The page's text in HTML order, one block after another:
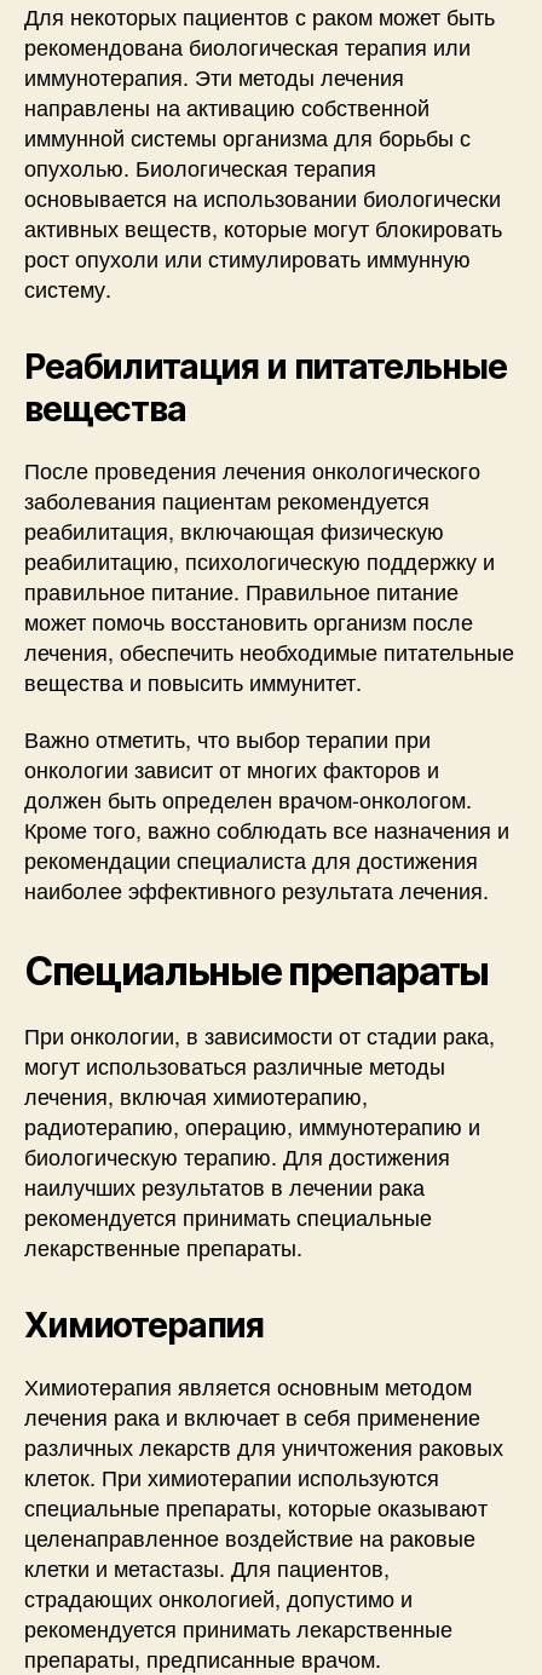
Для некоторых пациентов с раком может быть
рекомендована биологическая терапия или
иммунотерапия. Эти методы лечения
направлены на активацию собственной
иммунной системы организма для борьбы с
опухолью. Биологическая терапия
основывается на использовании биологически
активных веществ, которые могут блокировать
рост опухоли или стимулировать иммунную
систему.
Реабилитация и питательные
вещества
После проведения лечения онкологического
заболевания пациентам рекомендуется
реабилитация, включающая физическую
реабилитацию, психологическую поддержку и
правильное питание. Правильное питание
может помочь восстановить организм после
лечения, обеспечить необходимые питательные
вещества и повысить иммунитет.
Важно отметить, что выбор терапии при
онкологии зависит от многих факторов и
должен быть определен врачом-онкологом.
Кроме того, важно соблюдать все назначения и
рекомендации специалиста для достижения
наиболее эффективного результата лечения.
Специальные препараты
При онкологии, в зависимости от стадии рака,
могут использоваться различные методы
лечения, включая химиотерапию,
радиотерапию, операцию, иммунотерапию и
биологическую терапию. Для достижения
наилучших результатов в лечении рака
рекомендуется принимать специальные
лекарственные препараты.
Химиотерапия
Химиотерапия является основным методом
лечения рака и включает в себя применение
различных лекарств для уничтожения раковых
клеток. При химиотерапии используются
специальные препараты, которые оказывают
целенаправленное воздействие на раковые
клетки и метастазы. Для пациентов,
страдающих онкологией, допустимо и
рекомендуется принимать лекарственные
препараты, предписанные врачом.